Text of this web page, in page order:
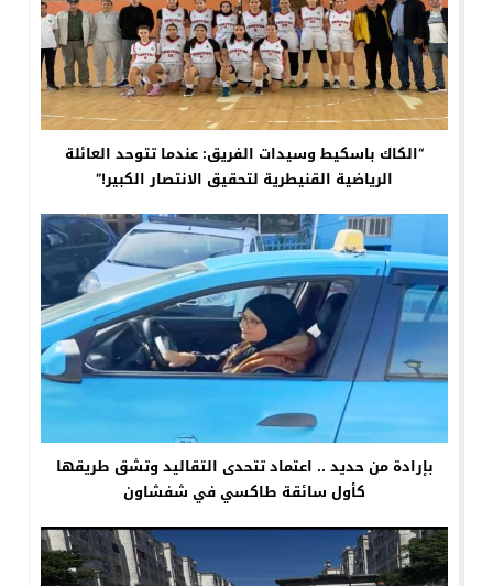
“الكاك باسكيط وسيدات الفريق: عندما تتوحد العائلة
الرياضية القنيطرية لتحقيق الانتصار الكبير!”
بإرادة من حديد .. اعتماد تتحدى التقاليد وتشق طريقها
كأول سائقة طاكسي في شفشاون